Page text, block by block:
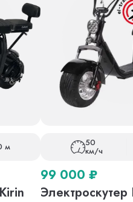
м 50
км/ч
99 000₽